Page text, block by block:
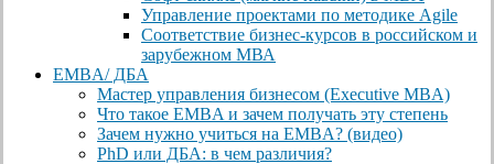
Управление проектами по методике Agile
Соответствие бизнес-курсов в российском и
зарубежном МВА
EMBA/ ДБA
Мастер управления бизнесом (Executive MBA)
Что такое EMBA и зачем получать эту степень
Зачем нужно учиться на EMBA? (видео)
PhD или ДБА: в чем различия?